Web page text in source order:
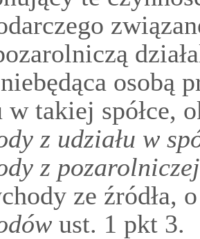
niebędąca osobą
w takiej spółce,
z udziału w
z
ze źródła,
ust. 1 pkt 3.